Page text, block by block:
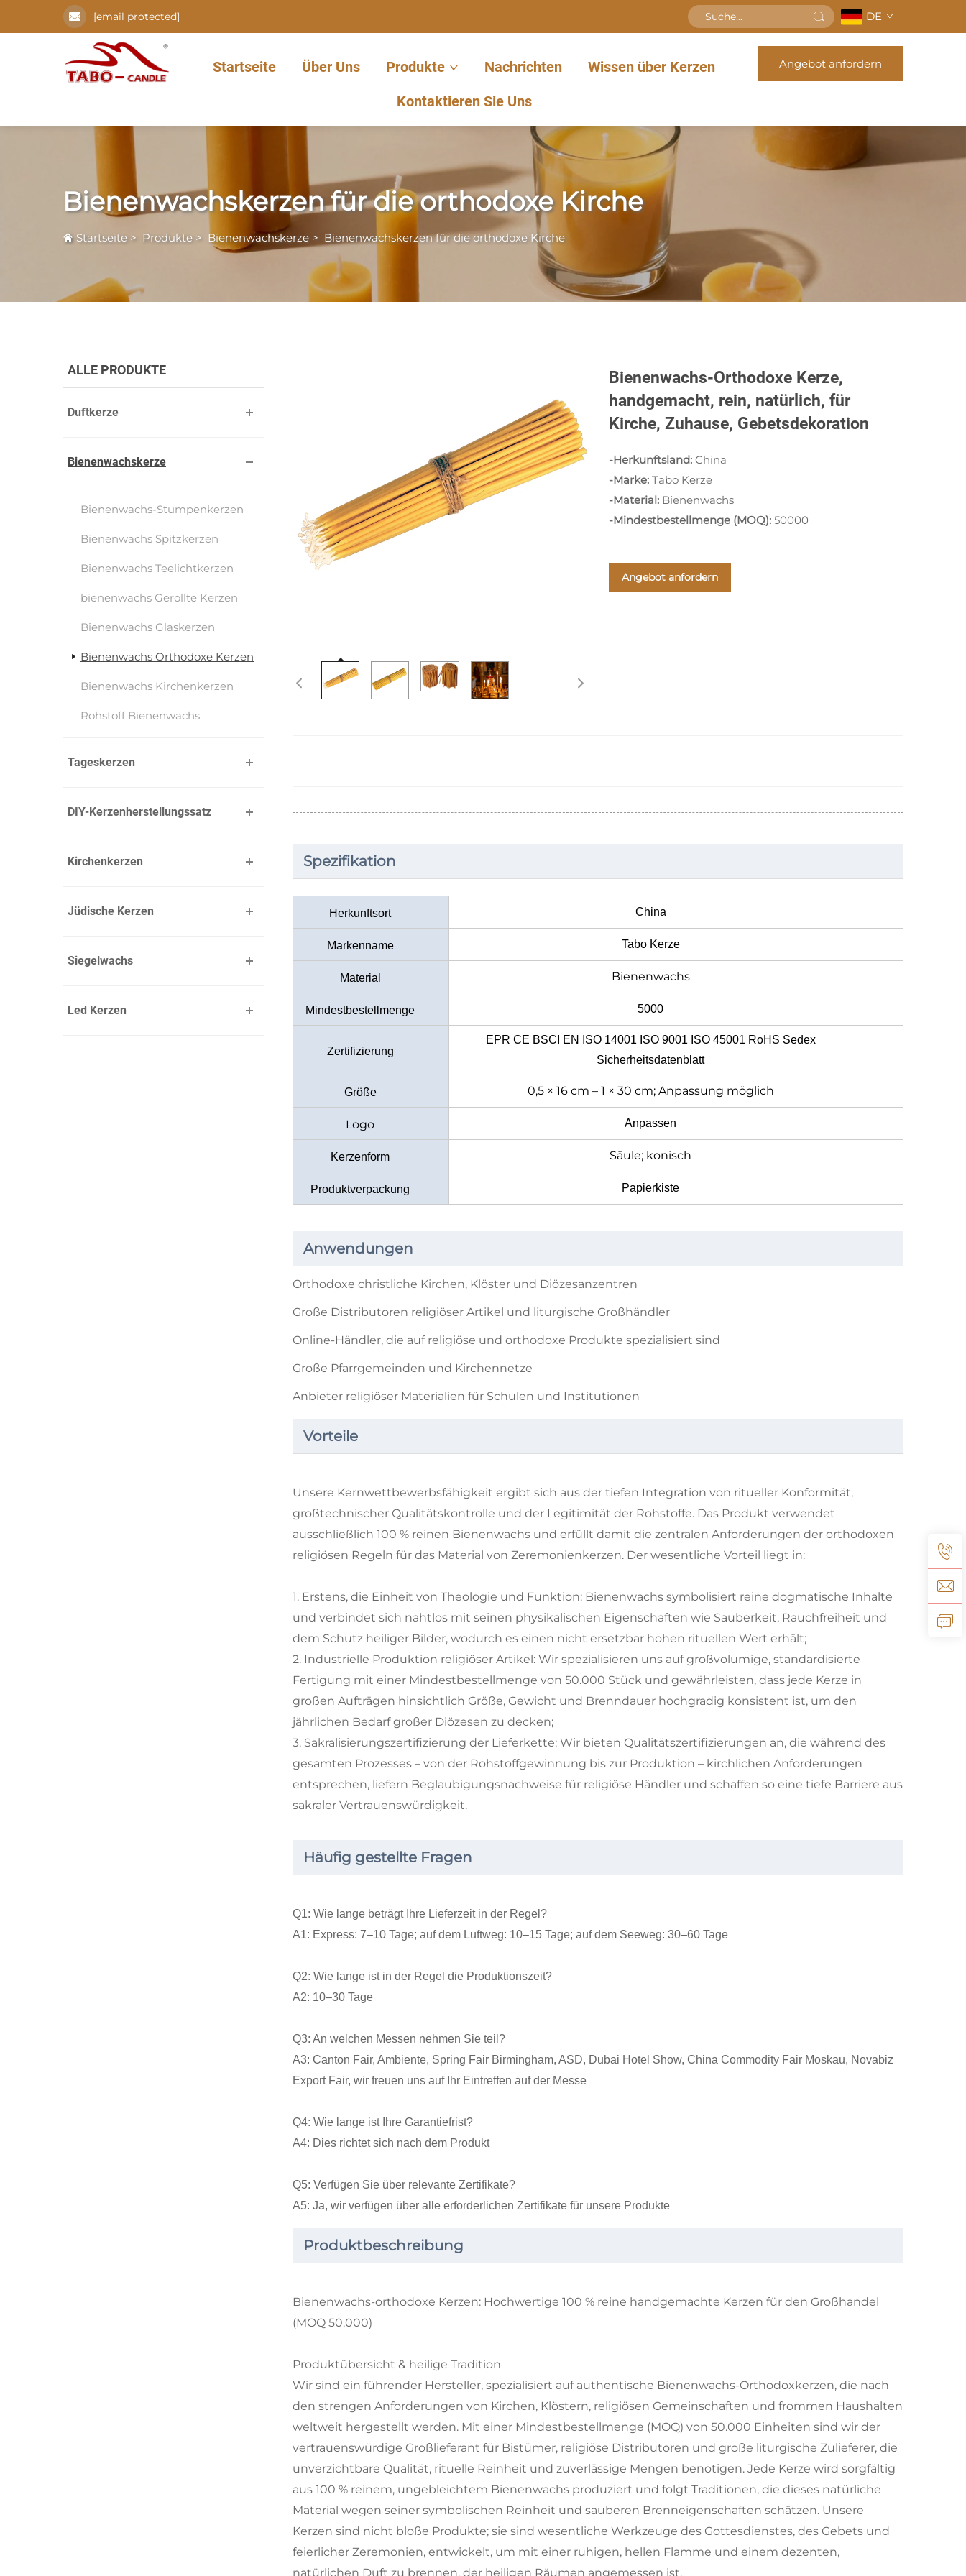
[email protected] DE
Startseite Über Uns Produkte Nachrichten
Wissen über Kerzen
Kontaktieren Sie Uns
Angebot anfordern
Bienenwachskerzen für die orthodoxe Kirche
Startseite > Produkte > Bienenwachskerze > Bienenwachskerzen für die orthodoxe Kirche
ALLE PRODUKTE
Duftkerze
Bienenwachskerze
Bienenwachs-Stumpenkerzen
Bienenwachs Spitzkerzen
Bienenwachs Teelichtkerzen
bienenwachs Gerollte Kerzen
Bienenwachs Glaskerzen
Bienenwachs Orthodoxe Kerzen
Bienenwachs Kirchenkerzen
Rohstoff Bienenwachs
Tageskerzen
DIY-Kerzenherstellungssatz
Kirchenkerzen
Jüdische Kerzen
Siegelwachs
Led Kerzen
Bienenwachs-Orthodoxe Kerze,
handgemacht, rein, natürlich, für
Kirche, Zuhause, Gebetsdekoration
-Herkunftsland: China
-Marke: Tabo Kerze
-Material: Bienenwachs
-Mindestbestellmenge (MOQ): 50000
Angebot anfordern
Spezifikation
Herkunftsort China
Markenname Tabo Kerze
Material Bienenwachs
Mindestbestellmenge 5000
Zertifizierung
EPR CE BSCI EN ISO 14001 ISO 9001 ISO 45001 RoHS Sedex
Sicherheitsdatenblatt
Größe 0,5 × 16 cm – 1 × 30 cm; Anpassung möglich
Logo Anpassen
Kerzenform Säule; konisch
Produktverpackung
Papierkiste
Anwendungen
Orthodoxe christliche Kirchen, Klöster und Diözesanzentren
Große Distributoren religiöser Artikel und liturgische Großhändler
Online-Händler, die auf religiöse und orthodoxe Produkte spezialisiert sind
Große Pfarrgemeinden und Kirchennetze
Anbieter religiöser Materialien für Schulen und Institutionen
Vorteile
Unsere Kernwettbewerbsfähigkeit ergibt sich aus der tiefen Integration von ritueller Konformität,
großtechnischer Qualitätskontrolle und der Legitimität der Rohstoffe. Das Produkt verwendet
ausschließlich 100 % reinen Bienenwachs und erfüllt damit die zentralen Anforderungen der orthodoxen
religiösen Regeln für das Material von Zeremonienkerzen. Der wesentliche Vorteil liegt in:
1. Erstens, die Einheit von Theologie und Funktion: Bienenwachs symbolisiert reine dogmatische Inhalte
und verbindet sich nahtlos mit seinen physikalischen Eigenschaften wie Sauberkeit, Rauchfreiheit und
dem Schutz heiliger Bilder, wodurch es einen nicht ersetzbar hohen rituellen Wert erhält;
2. Industrielle Produktion religiöser Artikel: Wir spezialisieren uns auf großvolumige, standardisierte
Fertigung mit einer Mindestbestellmenge von 50.000 Stück und gewährleisten, dass jede Kerze in
großen Aufträgen hinsichtlich Größe, Gewicht und Brenndauer hochgradig konsistent ist, um den
jährlichen Bedarf großer Diözesen zu decken;
3. Sakralisierungszertifizierung der Lieferkette: Wir bieten Qualitätszertifizierungen an, die während des
gesamten Prozesses – von der Rohstoffgewinnung bis zur Produktion – kirchlichen Anforderungen
entsprechen, liefern Beglaubigungsnachweise für religiöse Händler und schaffen so eine tiefe Barriere aus
sakraler Vertrauenswürdigkeit.
Häufig gestellte Fragen
Q1: Wie lange beträgt Ihre Lieferzeit in der Regel?
A1: Express: 7–10 Tage; auf dem Luftweg: 10–15 Tage; auf dem Seeweg: 30–60 Tage
Q2: Wie lange ist in der Regel die Produktionszeit?
A2: 10–30 Tage
Q3: An welchen Messen nehmen Sie teil?
A3: Canton Fair, Ambiente, Spring Fair Birmingham, ASD, Dubai Hotel Show, China Commodity Fair Moskau, Novabiz
Export Fair, wir freuen uns auf Ihr Eintreffen auf der Messe
Q4: Wie lange ist Ihre Garantiefrist?
A4: Dies richtet sich nach dem Produkt
Q5: Verfügen Sie über relevante Zertifikate?
A5: Ja, wir verfügen über alle erforderlichen Zertifikate für unsere Produkte
Produktbeschreibung
Bienenwachs-orthodoxe Kerzen: Hochwertige 100 % reine handgemachte Kerzen für den Großhandel
(MOQ 50.000)
Produktübersicht & heilige Tradition
Wir sind ein führender Hersteller, spezialisiert auf authentische Bienenwachs-Orthodoxkerzen, die nach
den strengen Anforderungen von Kirchen, Klöstern, religiösen Gemeinschaften und frommen Haushalten
weltweit hergestellt werden. Mit einer Mindestbestellmenge (MOQ) von 50.000 Einheiten sind wir der
vertrauenswürdige Großlieferant für Bistümer, religiöse Distributoren und große liturgische Zulieferer, die
unverzichtbare Qualität, rituelle Reinheit und zuverlässige Mengen benötigen. Jede Kerze wird sorgfältig
aus 100 % reinem, ungebleichtem Bienenwachs produziert und folgt Traditionen, die dieses natürliche
Material wegen seiner symbolischen Reinheit und sauberen Brenneigenschaften schätzen. Unsere
Kerzen sind nicht bloße Produkte; sie sind wesentliche Werkzeuge des Gottesdienstes, des Gebets und
feierlicher Zeremonien, entwickelt, um mit einer ruhigen, hellen Flamme und einem dezenten,
natürlichen Duft zu brennen, der heiligen Räumen angemessen ist.